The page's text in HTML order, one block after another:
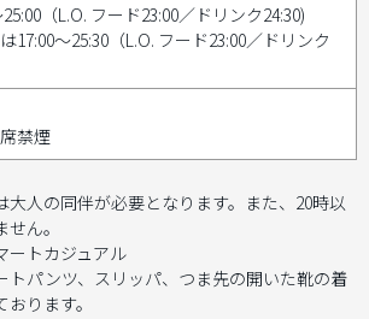
25:00（L.O. フード23:00／ドリンク24:30)
17:00～25:30（L.O. フード23:00／ドリンク
禁煙
人の同伴が必要となります。また、20時以
ん。
ートカジュアル
トパンツ、スリッパ、つま先の開いた靴の着
ります。